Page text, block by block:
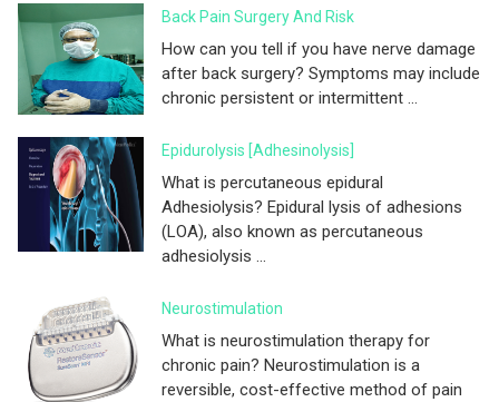
Back Pain Surgery And Risk
How can you tell if you have nerve damage
after back surgery? Symptoms may include
chronic persistent or intermittent ...
Epidurolysis [adhesinolysis]
What is percutaneous epidural
Adhesiolysis? Epidural lysis of adhesions
(LOA), also known as percutaneous
adhesiolysis ...
Neurostimulation
What is neurostimulation therapy for
chronic pain? Neurostimulation is a
reversible, cost-effective method of pain